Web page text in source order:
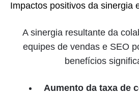
Impactos positivos da sinergia
A sinergia resultante da
equipes de vendas e SEO
benefícios
Aumento da taxa de